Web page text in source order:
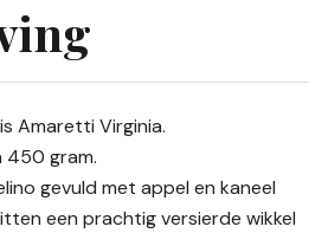
Amaretti Virginia.
450 gram.
gevuld met appel en kaneel
een prachtig versierde wikkel